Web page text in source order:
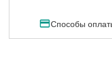
Способы